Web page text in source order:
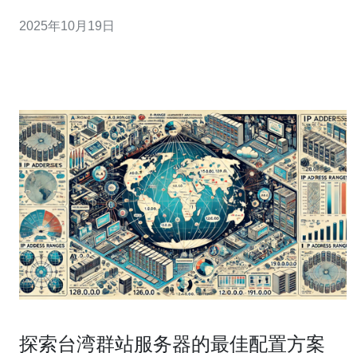
我们将探讨台湾虾皮店群的成功案例及其经验教训，特别
2025年10月19日
探索台湾群站服务器的最佳配置方案